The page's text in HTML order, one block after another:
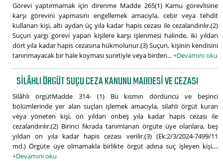
Görevi yaptırmamak için direnme Madde 265(1) Kamu görevlisine
karşı görevini yapmasını engellemek amacıyla, cebir veya tehdit
kullanan kişi, altı aydan üç yıla kadar hapis cezası ile cezalandırılır.(2)
Suçun yargı görevi yapan kişilere karşı işlenmesi halinde, iki yıldan
dört yıla kadar hapis cezasına hükmolunur.(3) Suçun, kişinin kendisini
tanınmayacak bir hale koyması suretiyle veya birden...+Devamını oku
SILÂHLI ÖRGÜT SUÇU CEZA KANUNU MADDESI VE CEZASI
Silâhlı örgütMadde 314- (1) Bu kısmın dördüncü ve beşinci
bölümlerinde yer alan suçları işlemek amacıyla, silahlı örgüt kuran
veya yöneten kişi, on yıldan onbeş yıla kadar hapis cezası ile
cezalandırılır.(2) Birinci fıkrada tanımlanan örgüte üye olanlara, beş
yıldan on yıla kadar hapis cezası verilir.(3) (Ek:2/3/2024-7499/11
md.) Örgüte üye olmamakla birlikte örgüt adına suç işleyen kişi,...
+Devamını oku